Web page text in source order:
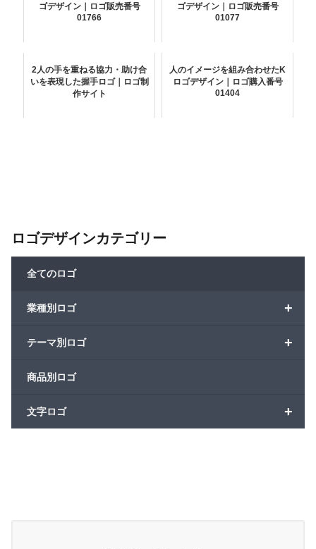
ゴデザイン｜ロゴ販売番号
01766
ゴデザイン｜ロゴ販売番号
01077
2人の手を重ねる協力・助け合
いを表現した握手ロゴ｜ロゴ制
作サイト
人のイメージを組み合わせたK
ロゴデザイン｜ロゴ購入番号
01404
ロゴデザインカテゴリー
全てのロゴ
+
業種別ロゴ
+
テーマ別ロゴ
商品別ロゴ
+
文字ロゴ